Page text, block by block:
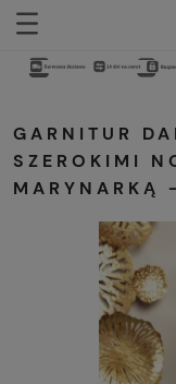
GARNITUR
SZEROKIMI
MARYNARKĄ